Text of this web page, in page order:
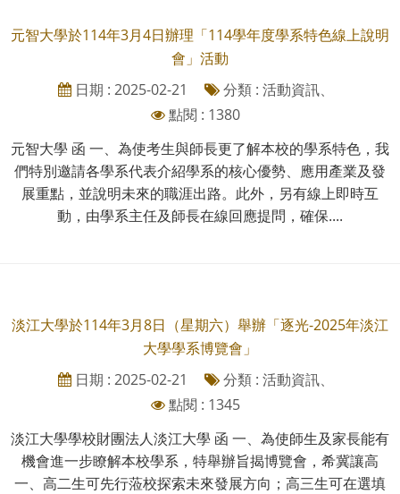
元智大學於114年3月4日辦理「114學年度學系特色線上說明
會」活動
日期 : 2025-02-21
分類 : 活動資訊、
點閱 : 1380
元智大學 函 一、為使考生與師長更了解本校的學系特色，我
們特別邀請各學系代表介紹學系的核心優勢、應用產業及發
展重點，並說明未來的職涯出路。此外，另有線上即時互
動，由學系主任及師長在線回應提問，確保....
淡江大學於114年3月8日（星期六）舉辦「逐光-2025年淡江
大學學系博覽會」
日期 : 2025-02-21
分類 : 活動資訊、
點閱 : 1345
淡江大學學校財團法人淡江大學 函 一、為使師生及家長能有
機會進一步瞭解本校學系，特舉辦旨揭博覽會，希冀讓高
一、高二生可先行蒞校探索未來發展方向；高三生可在選填